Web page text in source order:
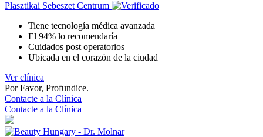
Plasztikai Sebeszet Centrum
Tiene tecnología médica avanzada
El 94% lo recomendaría
Cuidados post operatorios
Ubicada en el corazón de la ciudad
Ver clínica
Por Favor, Profundice.
Contacte a la Clínica
Contacte a la Clínica